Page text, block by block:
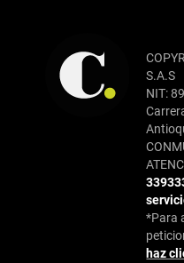
S.A.S
NIT:
*Para
haz